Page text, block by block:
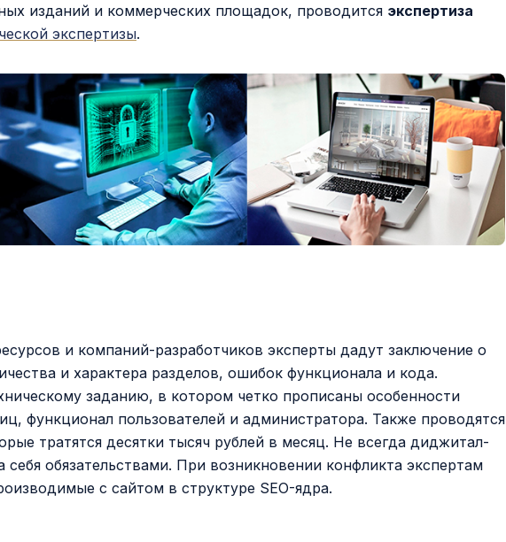
изданий и коммерческих площадок, проводится экспертиза
экспертизы.
и компаний-разработчиков эксперты дадут заключение о
и характера разделов, ошибок функционала и кода.
заданию, в котором четко прописаны особенности
функционал пользователей и администратора. Также проводятся
тратятся десятки тысяч рублей в месяц. Не всегда диджитал-
себя обязательствами. При возникновении конфликта экспертам
с сайтом в структуре SEO-ядра.